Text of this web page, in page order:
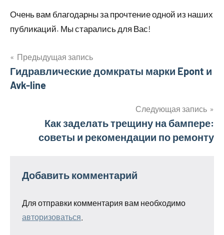
Очень вам благодарны за прочтение одной из наших
публикаций. Мы старались для Вас!
Навигация
по
Предыдущая запись
Гидравлические домкраты марки Epont и
Avk-line
Следующая запись
Как заделать трещину на бампере:
советы и рекомендации по ремонту
Добавить комментарий
Для отправки комментария вам необходимо
авторизоваться